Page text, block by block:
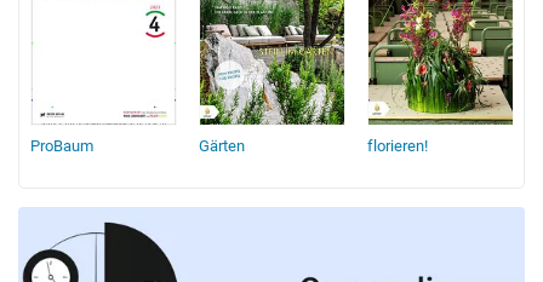
ProBaum Gärten florieren!